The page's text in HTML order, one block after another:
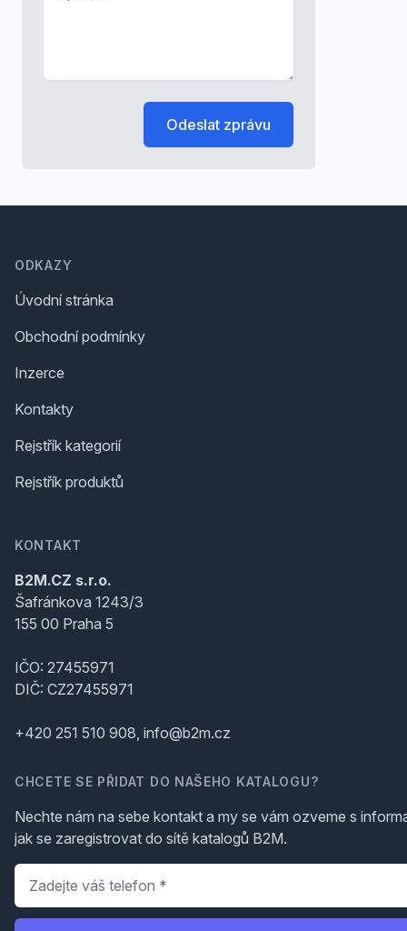
Odeslat zprávu
ODKAZY
Úvodní stránka
Obchodní podmínky
Inzerce
Kontakty
Rejstřík kategorií
Rejstřík produktů
KONTAKT
B2M.CZ s.r.o.
Šafránkova 1243/3
155 00 Praha 5
IČO: 27455971
DIČ: CZ27455971
+420 251 510 908, info@b2m.cz
CHCETE SE PŘIDAT DO NAŠEHO KATALOGU?
Nechte nám na sebe kontakt a my se vám ozveme s
jak se zaregistrovat do sítě katalogů B2M.
Telefon